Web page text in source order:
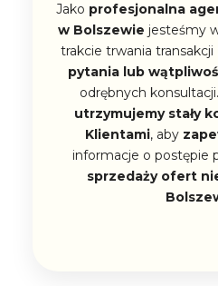
Jako profesjonalna
w Bolszewie jesteśmy
trakcie trwania transakcji
pytania lub
odrębnych
utrzymujemy stały
Klientami, aby
informacje o postępie
sprzedaży ofert